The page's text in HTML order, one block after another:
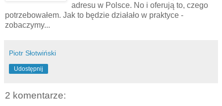
adresu w Polsce. No i oferują to, czego
potrzebowałem. Jak to będzie działało w praktyce -
zobaczymy...
Piotr Słotwiński
Udostępnij
2 komentarze: